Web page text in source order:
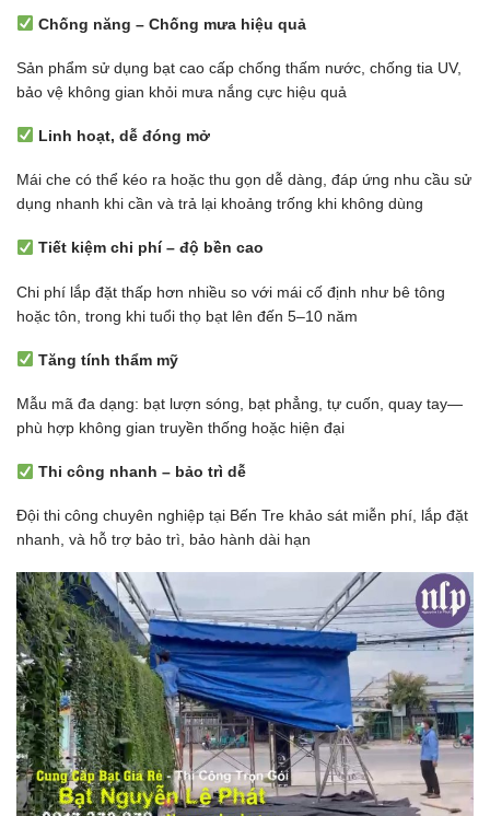
Chống năng – Chống mưa hiệu quả
Sản phẩm sử dụng bạt cao cấp chống thấm nước, chống tia UV,
bảo vệ không gian khỏi mưa nắng cực hiệu quả
Linh hoạt, dễ đóng mở
Mái che có thể kéo ra hoặc thu gọn dễ dàng, đáp ứng nhu cầu sử
dụng nhanh khi cần và trả lại khoảng trống khi không dùng
Tiết kiệm chi phí – độ bền cao
Chi phí lắp đặt thấp hơn nhiều so với mái cố định như bê tông
hoặc tôn, trong khi tuổi thọ bạt lên đến 5–10 năm
Tăng tính thẩm mỹ
Mẫu mã đa dạng: bạt lượn sóng, bạt phẳng, tự cuốn, quay tay—
phù hợp không gian truyền thống hoặc hiện đại
Thi công nhanh – bảo trì dễ
Đội thi công chuyên nghiệp tại Bến Tre khảo sát miễn phí, lắp đặt
nhanh, và hỗ trợ bảo trì, bảo hành dài hạn